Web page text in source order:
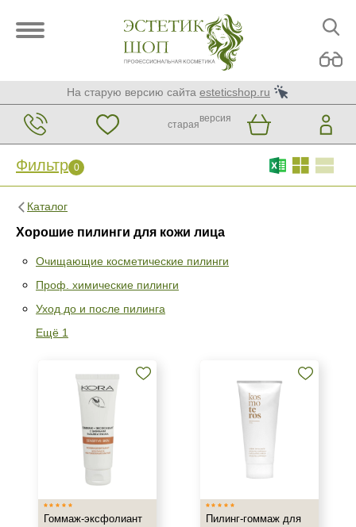
На старую версию сайта esteticshop.ru
старая
версия
Фильтр 0
Каталог
Хорошие пилинги для кожи лица
Очищающие косметические пилинги
Проф. химические пилинги
Уход до и после пилинга
Ещё 1
Фильтр 0
Проф. химические пилинги
Уход до и после пилинга
ARDEMI
Гоммаж-эксфолиант
Пилинг-гоммаж для